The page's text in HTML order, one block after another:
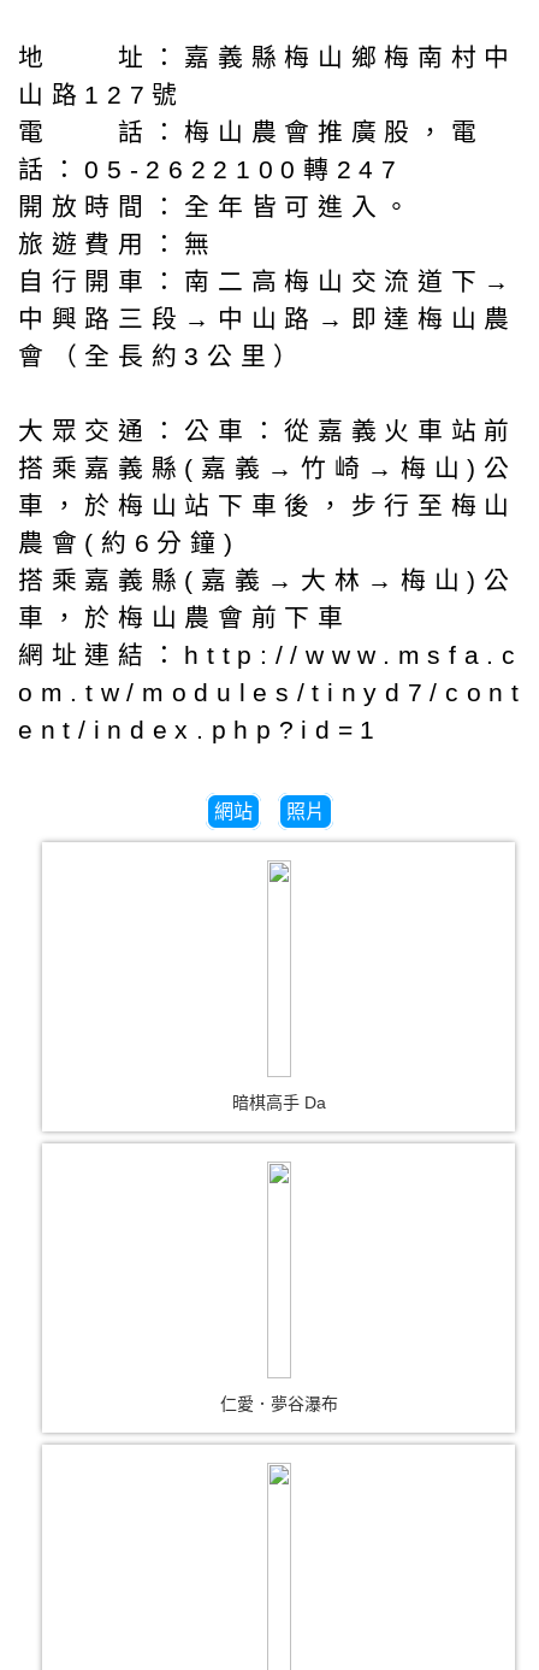
地 址：嘉義縣梅山鄉梅南村中
山路127號
電 話：梅山農會推廣股，電
話：05-2622100轉247
開放時間：全年皆可進入。
旅遊費用：無
自行開車：南二高梅山交流道下→
中興路三段→中山路→即達梅山農
會（全長約3公里）
大眾交通：公車：從嘉義火車站前
搭乘嘉義縣(嘉義→竹崎→梅山)公
車，於梅山站下車後，步行至梅山
農會(約6分鐘)
搭乘嘉義縣(嘉義→大林→梅山)公
車，於梅山農會前下車
網址連結：http://www.msfa.c
om.tw/modules/tinyd7/cont
ent/index.php?id=1
網站 照片
暗棋高手 Da
仁愛．夢谷瀑布